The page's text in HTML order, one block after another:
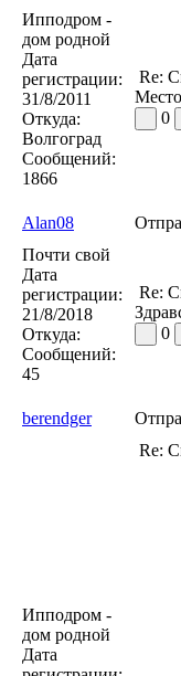
Ипподром -
дом родной
Дата
регистрации:
31/8/2011
Откуда:
Волгоград
Сообщений:
1866
Re:
0
Alan08
Почти свой
Дата
регистрации:
21/8/2018
Откуда:
Сообщений:
45
Re:
0
berendger
Ипподром -
дом родной
Дата
Re: